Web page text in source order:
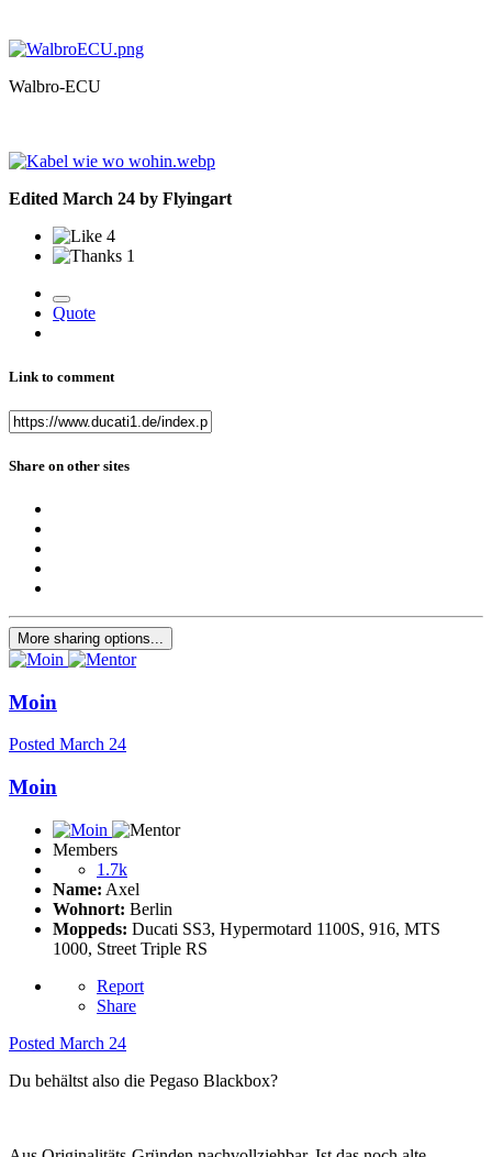
Walbro-ECU
Edited March 24 by Flyingart
4
1
Quote
Link to comment
Share on other sites
More sharing options...
Moin
Posted March 24
Moin
Members
1.7k
Name: Axel
Wohnort: Berlin
Moppeds: Ducati SS3, Hypermotard 1100S, 916, MTS
1000, Street Triple RS
Report
Share
Posted March 24
Du behältst also die Pegaso Blackbox?